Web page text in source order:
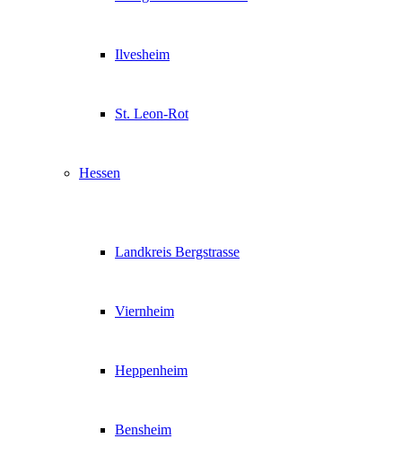
Ilvesheim
St. Leon-Rot
Hessen
Landkreis Bergstrasse
Viernheim
Heppenheim
Bensheim